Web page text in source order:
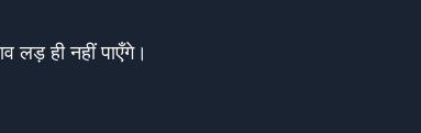
लड़ ही नहीं पाएँगे।